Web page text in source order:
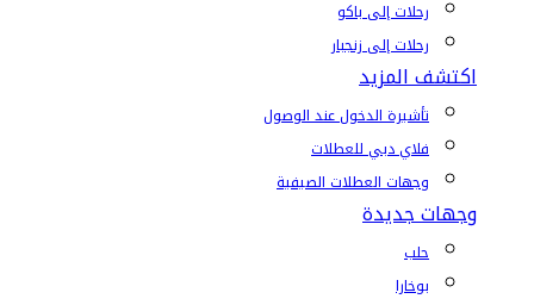
رحلات إلى باكو
رحلات إلى زنجبار
اكتشف المزيد
تأشيرة الدخول عند الوصول
فلاي دبي للعطلات
وجهات العطلات الصيفية
وجهات جديدة
حلب
بوخارا